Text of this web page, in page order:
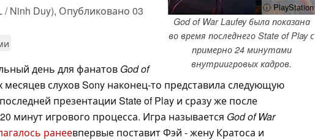
ⓘ PlayStation
God of War Laufey была показана
во время последнего State of Play с
примерно 24 минутами
внутриигровых кадров.
/ Ninh Duy), Опубликовано 03
день для фанатов God of
месяцев слухов Sony наконец-то представила следующую
презентации State of Play и сразу же после
минут игрового процесса. Игра называется God of War
ранеевпервые поставит Фэй - жену Кратоса и